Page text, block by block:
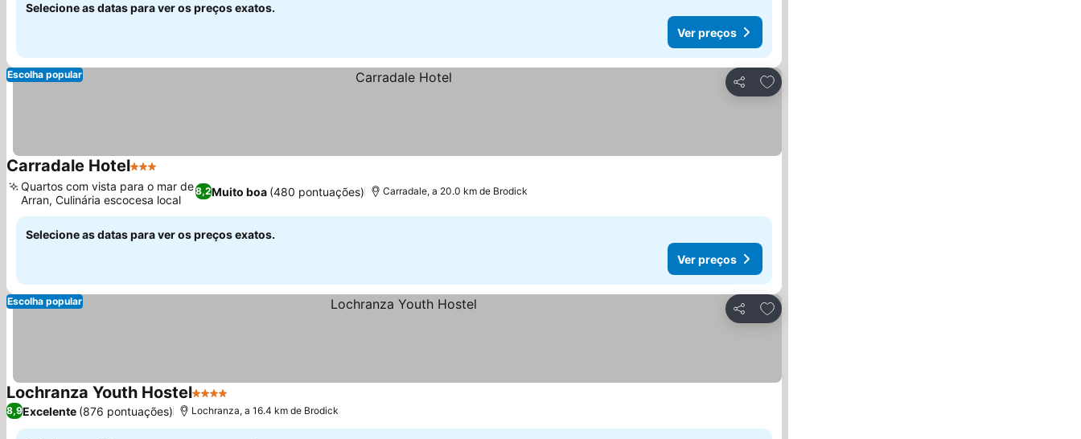
Selecione as datas para ver os preços exatos.
Ver preços
Partilhar
Adicionar aos favoritos
Escolha popular
Carradale Hotel3 Estrelas
8,2Muito boa (480 pontuações)
Quartos com vista para o mar de
Arran, Culinária escocesa local
Carradale, a 20.0 km de Brodick
Selecione as datas para ver os preços exatos.
Ver preços
Partilhar
Adicionar aos favoritos
Escolha popular
Lochranza Youth Hostel4 Estrelas
8,9Excelente (876 pontuações) Lochranza, a 16.4 km de Brodick